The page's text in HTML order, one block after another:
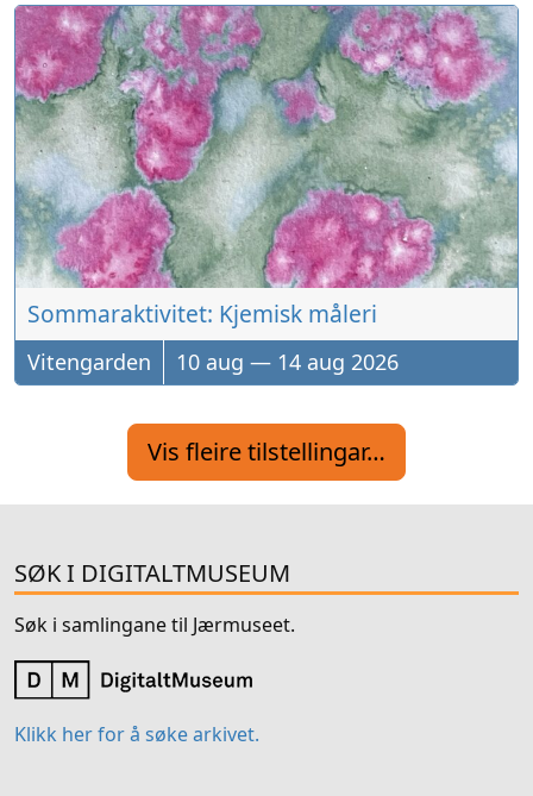
Sommaraktivitet: Kjemisk måleri
Vitengarden 10 aug — 14 aug 2026
Vis fleire tilstellingar…
SØK I DIGITALTMUSEUM
Søk i samlingane til Jærmuseet.
Klikk her for å søke arkivet.